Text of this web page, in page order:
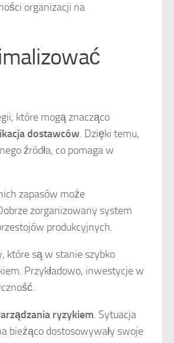
organizacji na
które mogą znacząco
dostawców. Dzięki temu,
źródła, co pomaga w
zapasów może
zorganizowany system
produkcyjnych.
które są w stanie szybko
Przykładowo, inwestycje w
ryzykiem. Sytuacja
bieżąco dostosowywały swoje